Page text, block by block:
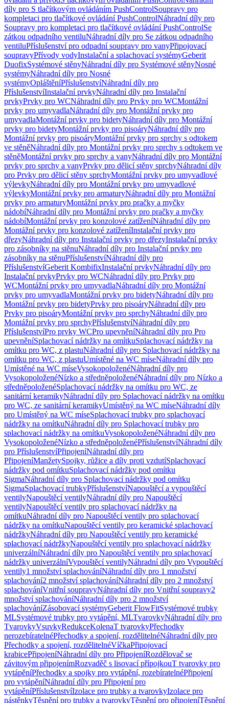
díly pro S tlačítkovým ovládáním PushControlSoupravy pro
kompletaci pro tlačítkové ovládání PushControlNáhradní díly pro
Soupravy pro kompletaci pro tlačítkové ovládání PushControlSe
zátkou odpadního ventiluNáhradní díly pro Se zátkou odpadního
ventiluPříslušenství pro odpadní soupravy pro vanyPřipojovací
soupravyPřívody vodyInstalační a splachovací systémyGeberit
DuofixSystémové stěnyNáhradní díly pro Systémové stěnyNosné
systémyNáhradní díly pro Nosné
systémyOpláštěníPříslušenstvíNáhradní díly pro
PříslušenstvíInstalační prvkyNáhradní díly pro Instalační
prvkyPrvky pro WCNáhradní díly pro Prvky pro WCMontážní
prvky pro umyvadlaNáhradní díly pro Montážní prvky pro
umyvadlaMontážní prvky pro bidetyNáhradní díly pro Montážní
prvky pro bidetyMontážní prvky pro pisoáryNáhradní díly pro
Montážní prvky pro pisoáryMontážní prvky pro sprchy s odtokem
ve stěněNáhradní díly pro Montážní prvky pro sprchy s odtokem ve
stěněMontážní prvky pro sprchy a vanyNáhradní díly pro Montážní
prvky pro sprchy a vanyPrvky pro dělicí stěny sprchyNáhradní díly
pro Prvky pro dělicí stěny sprchyMontážní prvky pro umyvadlové
výlevkyNáhradní díly pro Montážní prvky pro umyvadlové
výlevkyMontážní prvky pro armaturyNáhradní díly pro Montážní
prvky pro armaturyMontážní prvky pro pračky a myčky
nádobíNáhradní díly pro Montážní prvky pro pračky a myčky
nádobíMontážní prvky pro konzolové zatíženíNáhradní díly pro
Montážní prvky pro konzolové zatíženíInstalační prvky pro
dřezyNáhradní díly pro Instalační prvky pro dřezyInstalační prvky
pro zásobníky na stěnuNáhradní díly pro Instalační prvky pro
zásobníky na stěnuPříslušenstvíNáhradní díly pro
PříslušenstvíGeberit KombifixInstalační prvkyNáhradní díly pro
Instalační prvkyPrvky pro WCNáhradní díly pro Prvky pro
WCMontážní prvky pro umyvadlaNáhradní díly pro Montážní
prvky pro umyvadlaMontážní prvky pro bidetyNáhradní díly pro
Montážní prvky pro bidetyPrvky pro pisoáryNáhradní díly pro
Prvky pro pisoáryMontážní prvky pro sprchyNáhradní díly pro
Montážní prvky pro sprchyPříslušenstvíNáhradní díly pro
PříslušenstvíPro prvky WCPro upevněníNáhradní díly pro Pro
upevněníSplachovací nádržky na omítkuSplachovací nádržky na
omítku pro WC, z plastuNáhradní díly pro Splachovací nádržky na
omítku pro WC, z plastuUmístěné na WC míseNáhradní díly pro
Umístěné na WC míseVysokopoloženéNáhradní díly pro
VysokopoloženéNízko a středněpoloženéNáhradní díly pro Nízko a
středněpoloženéSplachovací nádržky na omítku pro WC, ze
sanitární keramikyNáhradní díly pro Splachovací nádržky na omítku
pro WC, ze sanitární keramikyUmístěný na WC míseNáhradní díly
pro Umístěný na WC míseSplachovací trubky pro splachovací
nádržky na omítkuNáhradní díly pro Splachovací trubky pro
splachovací nádržky na omítkuVysokopoloženéNáhradní díly pro
VysokopoloženéNízko a středněpoloženéPříslušenstvíNáhradní díly
pro PříslušenstvíPřipojeníNáhradní díly pro
PřipojeníManžetySpojky, růžice a díly proti vzdutíSplachovací
nádržky pod omítkuSplachovací nádržky pod omítku
SigmaNáhradní díly pro Splachovací nádržky pod omítku
SigmaSplachovací trubkyPříslušenstvíNapouštěcí a vypouštěcí
ventilyNapouštěcí ventilyNáhradní díly pro Napouštěcí
ventilyNapouštěcí ventily pro splachovací nádržky na
omítkuNáhradní díly pro Napouštěcí ventily pro splachovací
nádržky na omítkuNapouštěcí ventily pro keramické splachovací
nádržkyNáhradní díly pro Napouštěcí ventily pro keramické
splachovací nádržkyNapouštěcí ventily pro splachovací nádržky
univerzálníNáhradní díly pro Napouštěcí ventily pro splachovací
nádržky univerzálníVypouštěcí ventilyNáhradní díly pro Vypouštěcí
ventily1 množství splachováníNáhradní díly pro 1 množství
splachování2 množství splachováníNáhradní díly pro 2 množství
splachováníVnitřní soupravyNáhradní díly pro Vnitřní soupravy2
množství splachováníNáhradní díly pro 2 množství
splachováníZásobovací systémyGeberit FlowFitSystémové trubky
MLSystémové trubky pro vytápění, MLTvarovkyNáhradní díly pro
TvarovkyVsuvkyRedukceKolenaT tvarovkyPřechodky
nerozebíratelnéPřechodky a spojení, rozdělitelnéNáhradní díly pro
Přechodky a spojení, rozdělitelnéVíčkaPřipojovací
krabicePřipojeníNáhradní díly pro PřipojeníRozdělovač se
závitovým připojenímRozvaděč s lisovací přípojkouT tvarovky pro
vytápěníPřechodky a spojky pro vytápění, rozebíratelnéPřipojení
pro vytápěníNáhradní díly pro Připojení pro
vytápěníPříslušenstvíIzolace pro trubky a tvarovkyIzolace pro
nástěnkyTěsnění pro trubky a tvarovkyTěsnění pro připojeníTěsnění